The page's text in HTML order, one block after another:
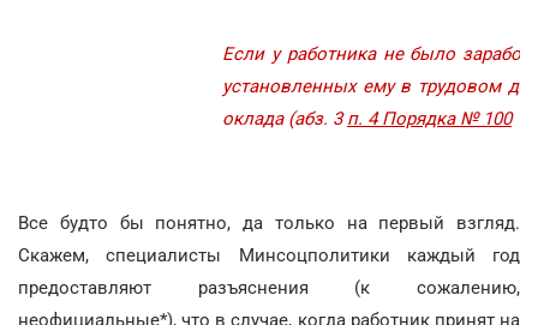
Если у работника не было
установленных ему в трудовом
оклада (абз. 3п. 4 Порядка № 100
Все будто бы понятно, да только на первый взгляд.
Скажем, специалисты Минсоцполитики каждый год
предоставляют разъяснения (к сожалению,
неофициальные*), что в случае, когда работник принят на